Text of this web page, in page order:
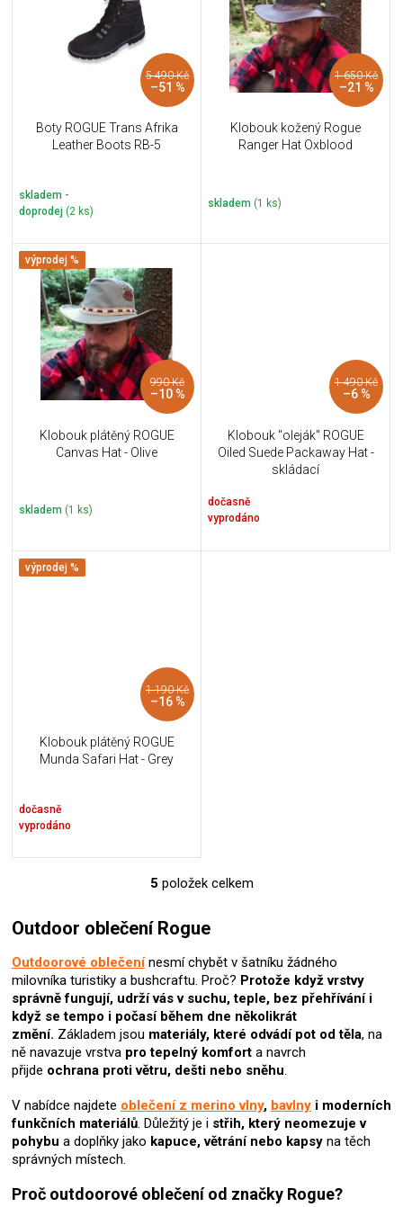
5 490 Kč
–51 %
Boty ROGUE Trans Afrika
Leather Boots RB-5
skladem -
doprodej (2 ks)
1 650 Kč
–21 %
Klobouk kožený Rogue
Ranger Hat Oxblood
skladem (1 ks)
výprodej %
990 Kč
–10 %
Klobouk plátěný ROGUE
Canvas Hat - Olive
skladem (1 ks)
1 490 Kč
–6 %
Klobouk "oleják" ROGUE
Oiled Suede Packaway Hat -
skládací
dočasně
vyprodáno
výprodej %
1 190 Kč
–16 %
Klobouk plátěný ROGUE
Munda Safari Hat - Grey
dočasně
vyprodáno
O
l
d
a
c
í
p
r
v
k
v
ý
p
u
5 položek celkem
Outdoor oblečení Rogue
Outdoorové oblečení nesmí chybět v šatníku žádného
milovníka turistiky a bushcraftu. Proč? Protože když vrstvy
správně fungují, udrží vás v suchu, teple, bez přehřívání i
když se tempo i počasí během dne několikrát
změní. Základem jsou materiály, které odvádí pot od těla, na
ně navazuje vrstva pro tepelný komfort a navrch
přijde ochrana proti větru, dešti nebo sněhu.
V nabídce najdete oblečení z merino vlny, bavlny i moderních
funkčních materiálů. Důležitý je i střih, který neomezuje v
pohybu a doplňky jako kapuce, větrání nebo kapsy na těch
správných místech.
Proč outdoorové oblečení od značky Rogue?